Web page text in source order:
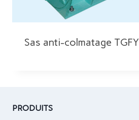
Sas anti-colmatage TGFY
PRODUITS